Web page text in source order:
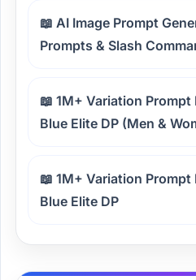
📖 AI Image Prompt
Prompts & Slash
📖 1M+ Variation
Blue Elite DP (Men &
📖 1M+ Variation
Blue Elite DP